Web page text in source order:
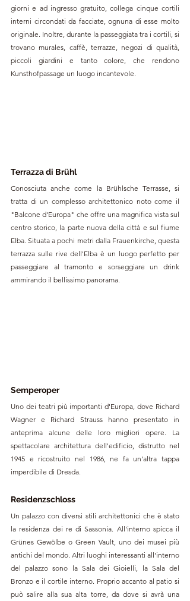
giorni e ad ingresso gratuito, collega cinque cortili
interni circondati da facciate, ognuna di esse molto
originale. Inoltre, durante la passeggiata tra i cortili, si
trovano murales, caffè, terrazze, negozi di qualità,
piccoli giardini e tanto colore, che rendono
Kunsthofpassage un luogo incantevole.
Terrazza di Brühl
Conosciuta anche come la Brühlsche Terrasse, si
tratta di un complesso architettonico noto come il
"Balcone d'Europa" che offre una magnifica vista sul
centro storico, la parte nuova della città e sul fiume
Elba. Situata a pochi metri dalla Frauenkirche, questa
terrazza sulle rive dell'Elba è un luogo perfetto per
passeggiare al tramonto e sorseggiare un drink
ammirando il bellissimo panorama.
Semperoper
Uno dei teatri più importanti d'Europa, dove Richard
Wagner e Richard Strauss hanno presentato in
anteprima alcune delle loro migliori opere. La
spettacolare architettura dell'edificio, distrutto nel
1945 e ricostruito nel 1986, ne fa un'altra tappa
imperdibile di Dresda.
Residenzschloss
Un palazzo con diversi stili architettonici che è stato
la residenza dei re di Sassonia. All'interno spicca il
Grünes Gewölbe o Green Vault, uno dei musei più
antichi del mondo. Altri luoghi interessanti all'interno
del palazzo sono la Sala dei Gioielli, la Sala del
Bronzo e il cortile interno. Proprio accanto al patio si
può salire alla sua alta torre, da dove si avrà una